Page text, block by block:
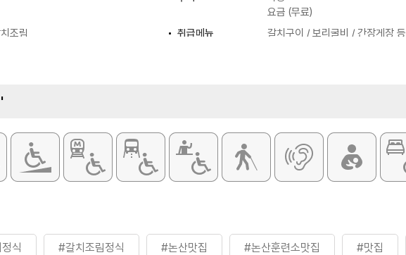
요금 (무료)
조림 취급메뉴
갈치구이 / 보리굴비 / 간장게장 등
식 #갈치조림정식 #논산맛집 #논산훈련소맛집 #맛집